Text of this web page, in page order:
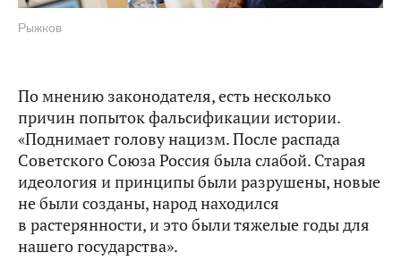
Рыжков
По мнению законодателя, есть несколько
причин попыток фальсификации истории.
«Поднимает голову нацизм. После распада
Советского Союза Россия была слабой. Старая
идеология и принципы были разрушены, новые
не были созданы, народ находился
в растерянности, и это были тяжелые годы для
нашего государства».